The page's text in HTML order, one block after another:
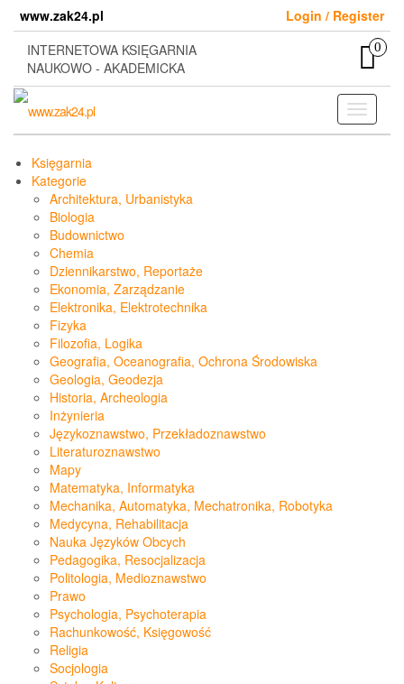
content
www.zak24.pl
Login / Register
INTERNETOWA KSIĘGARNIA
NAUKOWO - AKADEMICKA
0
Toggle
Księgarnia
Kategorie
Architektura, Urbanistyka
Biologia
Budownictwo
Chemia
Dziennikarstwo, Reportaże
Ekonomia, Zarządzanie
Elektronika, Elektrotechnika
Fizyka
Filozofia, Logika
Geografia, Oceanografia, Ochrona Środowiska
Geologia, Geodezja
Historia, Archeologia
Inżynieria
Językoznawstwo, Przekładoznawstwo
Literaturoznawstwo
Mapy
Matematyka, Informatyka
Mechanika, Automatyka, Mechatronika, Robotyka
Medycyna, Rehabilitacja
Nauka Języków Obcych
Pedagogika, Resocjalizacja
Politologia, Medioznawstwo
Prawo
Psychologia, Psychoterapia
Rachunkowość, Księgowość
Religia
Socjologia